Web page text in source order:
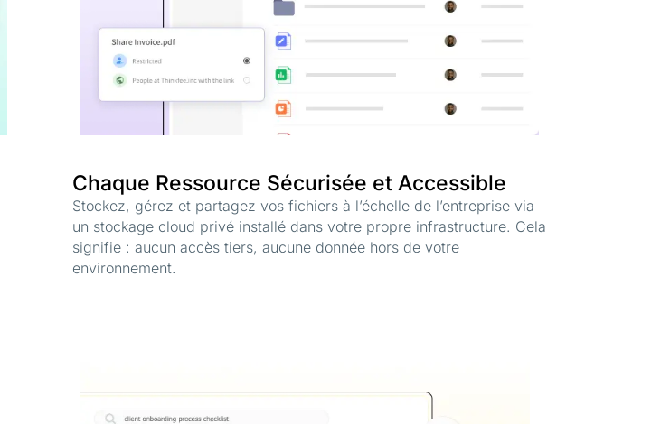
Chaque Ressource Sécurisée et Accessible
Stockez, gérez et partagez vos fichiers à l’échelle de l’entreprise via
un stockage cloud privé installé dans votre propre infrastructure. Cela
signifie : aucun accès tiers, aucune donnée hors de votre
environnement.